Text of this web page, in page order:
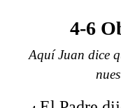
4-6
Aquí Juan dice